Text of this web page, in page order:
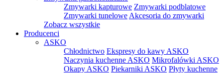
Zmywarki kapturowe Zmywarki podblatowe
Zmywarki tunelowe Akcesoria do zmywarki
Zobacz wszystkie
Producenci
ASKO
Chłodnictwo Ekspresy do kawy ASKO
Naczynia kuchenne ASKO Mikrofalówki ASKO
Okapy ASKO Piekarniki ASKO Płyty kuchenne